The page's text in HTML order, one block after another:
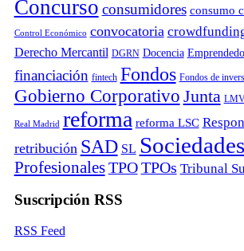
Concurso consumidores consumo
Control Económico convocatoria
Derecho Mercantil DGRN Docencia
financiación fintech Fondos Fondos de
Gobierno Corporativo Junta
Real Madrid reforma reforma LSC
retribución SAD SL Sociedades
Profesionales TPO TPOs Tribunal
Suscripción RSS
RSS Feed